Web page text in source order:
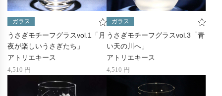
ガラス
うさぎモチーフグラスvol.1「月
夜が楽しいうさぎたち」
アトリエキース
4,510 円
ガラス
うさぎモチーフグラスvol.3「青
い天の川へ」
アトリエキース
4,510 円